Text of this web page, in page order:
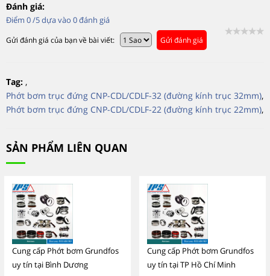
Đánh giá:
Điểm 0/5 dựa vào 0đánh giá
Gửi đánh giá của bạn về bài viết: Gửi đánh giá
Tag: ,
Phớt bơm trục đứng CNP-CDL/CDLF-32 (đường kính trục 32mm),
Phớt bơm trục đứng CNP-CDL/CDLF-22 (đường kính trục 22mm),
SẢN PHẨM LIÊN QUAN
Cung cấp Phớt bơm Grundfos
uy tín tại Bình Dương
Cung cấp Phớt bơm Grundfos
uy tín tại TP Hồ Chí Minh